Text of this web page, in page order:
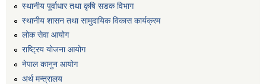
स्थानीय पूर्वाधार तथा कृषि सडक विभाग
स्थानीय शासन तथा सामुदायिक विकास कार्यक्रम
लोक सेवा आयोग
राष्ट्रिय योजना आयोग
नेपाल कानुन आयोग
अर्थ मन्त्रालय